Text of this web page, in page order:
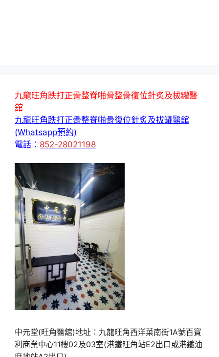
九龍旺角跌打正骨整脊啪骨整骨復位針炙及拔罐醫
舘
九龍旺角跌打正骨整脊啪骨復位針炙及拔罐醫舘
(Whatsapp預約)
電話： 852-28021198
中元堂(旺角醫舘)地址：九龍旺角西洋菜南街1A號百寶
利商業中心11樓02及03室(港鐵旺角站E2出口或港鐵油